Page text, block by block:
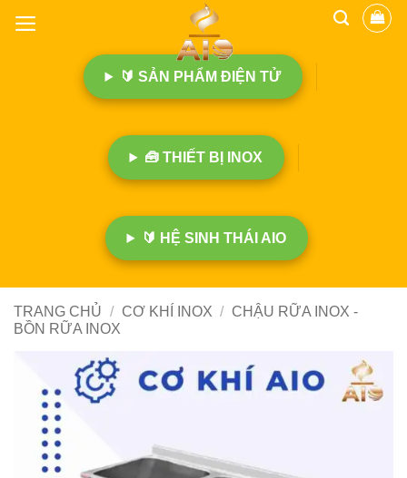
🔰 SẢN PHẨM ĐIỆN TỬ
🧰 THIẾT BỊ INOX
🔰 HỆ SINH THÁI AIO
TRANG CHỦ / CƠ KHÍ INOX / CHẬU RỮA INOX -
BỒN RỮA INOX